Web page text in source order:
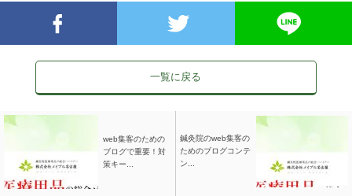
一覧に戻る
web集客のための
ブログで重要！対
策キー...
鍼灸院のweb集客の
ためのブログコンテ
ン...